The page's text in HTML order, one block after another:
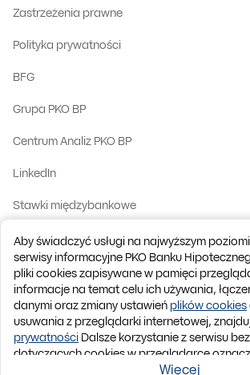
Zastrzeżenia prawne
Polityka prywatności
BFG
Grupa PKO BP
Centrum Analiz PKO BP
LinkedIn
Stawki międzybankowe
Kontakt z nami
English version
© 2026 PKO Bank
IBAN Kod BIC (Swift):
Do góry
Aby świadczyć usługi na najwyższym
serwisy informacyjne PKO Banku
pliki cookies zapisywane w pamięci
informacje na temat celu ich używania,
danymi oraz zmiany ustawień plików cookies
usuwania z przeglądarki internetowej,
prywatności Dalsze korzystanie z serwisu
dotyczących cookies w przeglądarce
zapoznania się z powyższymi informacjami i
Więcej